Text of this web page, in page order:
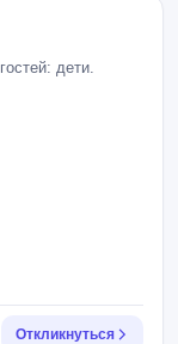
дети.
Откликнуться